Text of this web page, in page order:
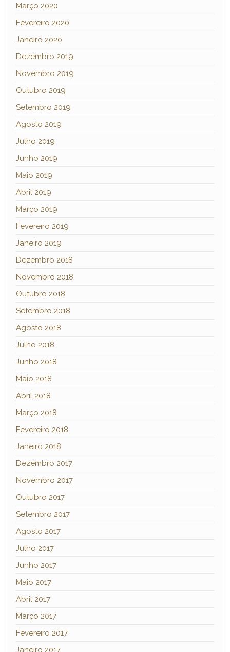
Março 2020
Fevereiro 2020
Janeiro 2020
Dezembro 2019
Novembro 2019
Outubro 2019
Setembro 2019
Agosto 2019
Julho 2019
Junho 2019
Maio 2019
Abril 2019
Março 2019
Fevereiro 2019
Janeiro 2019
Dezembro 2018
Novembro 2018
Outubro 2018
Setembro 2018
Agosto 2018
Julho 2018
Junho 2018
Maio 2018
Abril 2018
Março 2018
Fevereiro 2018
Janeiro 2018
Dezembro 2017
Novembro 2017
Outubro 2017
Setembro 2017
Agosto 2017
Julho 2017
Junho 2017
Maio 2017
Abril 2017
Março 2017
Fevereiro 2017
Janeiro 2017